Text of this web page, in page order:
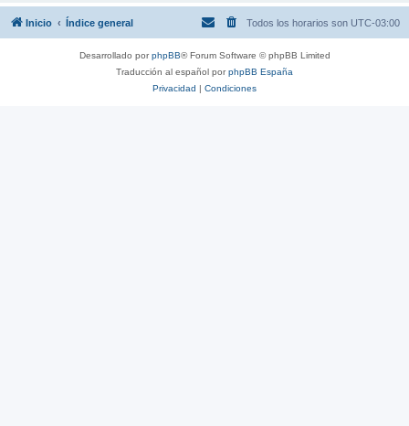
Inicio Índice general Todos los horarios son UTC-03:00
Desarrollado porphpBB® Forum Software © phpBB Limited
Traducción al español porphpBB España
Privacidad | Condiciones